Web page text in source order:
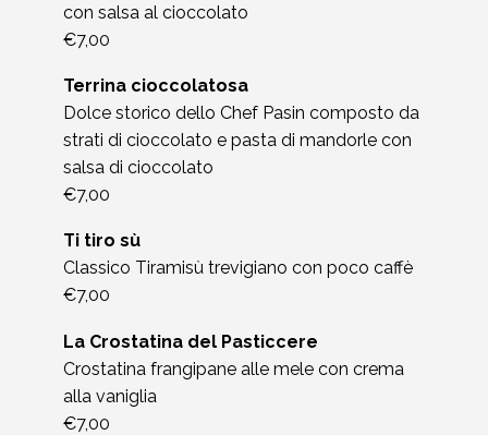
con salsa al cioccolato
€7,00
Terrina cioccolatosa
Dolce storico dello Chef Pasin composto da
strati di cioccolato e pasta di mandorle con
salsa di cioccolato
€7,00
Ti tiro sù
Classico Tiramisù trevigiano con poco caffè
€7,00
La Crostatina del Pasticcere
Crostatina frangipane alle mele con crema
alla vaniglia
€7,00